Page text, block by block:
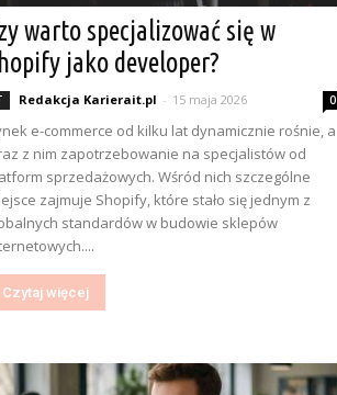
warto specjalizować się w
jako developer?
Redakcja Karierait.pl - 15 maja 2026 0
e-commerce od kilku lat dynamicznie rośnie, a
z nim zapotrzebowanie na specjalistów od
sprzedażowych. Wśród nich szczególne
zajmuje Shopify, które stało się jednym z
standardów w budowie sklepów
Czytaj więcej